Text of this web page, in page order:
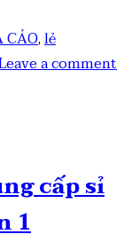
CẢO,lẻ
a comment
cấp sỉ
1